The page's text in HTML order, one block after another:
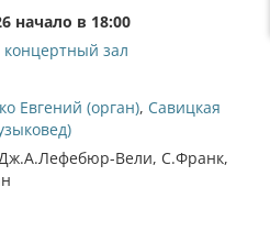
начало в 18:00
зал
Евгений (орган), Савицкая
Вели, С.Франк,